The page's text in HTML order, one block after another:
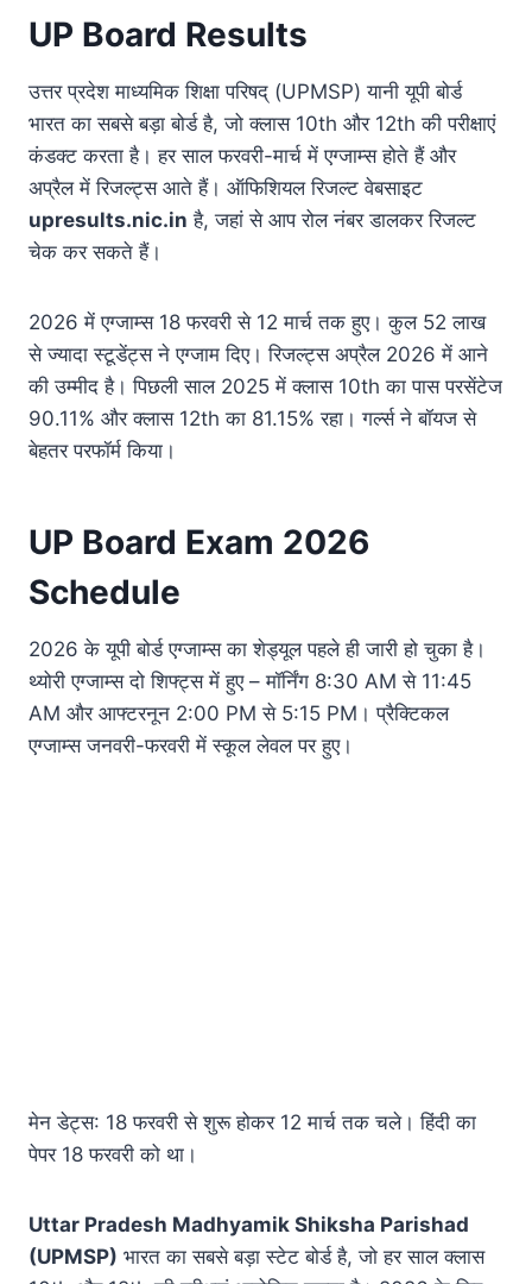
UP Board Results
उत्तर प्रदेश माध्यमिक शिक्षा परिषद् (UPMSP) यानी यूपी बोर्ड
भारत का सबसे बड़ा बोर्ड है, जो क्लास 10th और 12th की परीक्षाएं
कंडक्ट करता है। हर साल फरवरी-मार्च में एग्जाम्स होते हैं और
अप्रैल में रिजल्ट्स आते हैं। ऑफिशियल रिजल्ट वेबसाइट
upresults.nic.in है, जहां से आप रोल नंबर डालकर रिजल्ट
चेक कर सकते हैं।
2026 में एग्जाम्स 18 फरवरी से 12 मार्च तक हुए। कुल 52 लाख
से ज्यादा स्टूडेंट्स ने एग्जाम दिए। रिजल्ट्स अप्रैल 2026 में आने
की उम्मीद है। पिछली साल 2025 में क्लास 10th का पास परसेंटेज
90.11% और क्लास 12th का 81.15% रहा। गर्ल्स ने बॉयज से
बेहतर परफॉर्म किया।
UP Board Exam 2026
Schedule
2026 के यूपी बोर्ड एग्जाम्स का शेड्यूल पहले ही जारी हो चुका है।
थ्योरी एग्जाम्स दो शिफ्ट्स में हुए – मॉर्निंग 8:30 AM से 11:45
AM और आफ्टरनून 2:00 PM से 5:15 PM। प्रैक्टिकल
एग्जाम्स जनवरी-फरवरी में स्कूल लेवल पर हुए।
मेन डेट्स: 18 फरवरी से शुरू होकर 12 मार्च तक चले। हिंदी का
पेपर 18 फरवरी को था।
Uttar Pradesh Madhyamik Shiksha Parishad
(UPMSP) भारत का सबसे बड़ा स्टेट बोर्ड है, जो हर साल क्लास